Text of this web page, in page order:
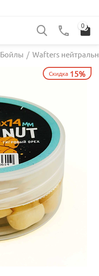
0
Бойлы / Wafters
Скидка 15%